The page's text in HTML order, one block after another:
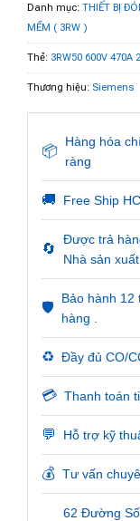
Danh mục: THIẾT BỊ
MỀM ( 3RW )
Thẻ: 3RW50 600V 470A
Thương hiệu: Siemens
📦
Hàng hóa
ràng
🚚 Free Ship
🔄
Được trả
Nhà sản xuất
🛡️
Bảo hành 12
hàng .
♻️ Đầy đủ CO/
💳 Thanh toán
💬 Hỗ trợ kỹ
💰 Tư vấn
62 Đường